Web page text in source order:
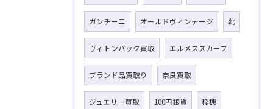
ガンチーニ オールドヴィンテージ 靴
ヴィトンバック買取 エルメススカーフ
ブランド品買取り 奈良買取
ジュエリー買取 100円銀貨 稲穂